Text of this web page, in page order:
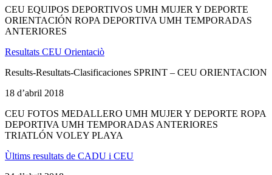
CEU EQUIPOS DEPORTIVOS UMH MUJER Y DEPORTE
ORIENTACIÓN ROPA DEPORTIVA UMH TEMPORADAS
ANTERIORES
Resultats CEU Orientaciò
Results-Resultats-Clasificaciones SPRINT – CEU ORIENTACION
18 d’abril 2018
CEU FOTOS MEDALLERO UMH MUJER Y DEPORTE ROPA
DEPORTIVA UMH TEMPORADAS ANTERIORES
TRIATLÓN VOLEY PLAYA
Ùltims resultats de CADU i CEU